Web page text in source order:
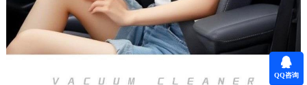
QQ咨询